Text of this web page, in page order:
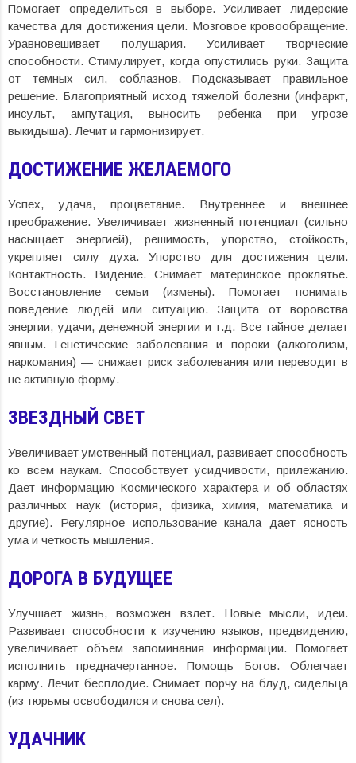
Помогает определиться в выборе. Усиливает лидерские
качества для достижения цели. Мозговое кровообращение.
Уравновешивает полушария. Усиливает творческие
способности. Стимулирует, когда опустились руки. Защита
от темных сил, соблазнов. Подсказывает правильное
решение. Благоприятный исход тяжелой болезни (инфаркт,
инсульт, ампутация, выносить ребенка при угрозе
выкидыша). Лечит и гармонизирует.
ДОСТИЖЕНИЕ ЖЕЛАЕМОГО
Успех, удача, процветание. Внутреннее и внешнее
преображение. Увеличивает жизненный потенциал (сильно
насыщает энергией), решимость, упорство, стойкость,
укрепляет силу духа. Упорство для достижения цели.
Контактность. Видение. Снимает материнское проклятье.
Восстановление семьи (измены). Помогает понимать
поведение людей или ситуацию. Защита от воровства
энергии, удачи, денежной энергии и т.д. Все тайное делает
явным. Генетические заболевания и пороки (алкоголизм,
наркомания) — снижает риск заболевания или переводит в
не активную форму.
ЗВЕЗДНЫЙ СВЕТ
Увеличивает умственный потенциал, развивает способность
ко всем наукам. Способствует усидчивости, прилежанию.
Дает информацию Космического характера и об областях
различных наук (история, физика, химия, математика и
другие). Регулярное использование канала дает ясность
ума и четкость мышления.
ДОРОГА В БУДУЩЕЕ
Улучшает жизнь, возможен взлет. Новые мысли, идеи.
Развивает способности к изучению языков, предвидению,
увеличивает объем запоминания информации. Помогает
исполнить предначертанное. Помощь Богов. Облегчает
карму. Лечит бесплодие. Снимает порчу на блуд, сидельца
(из тюрьмы освободился и снова сел).
УДАЧНИК